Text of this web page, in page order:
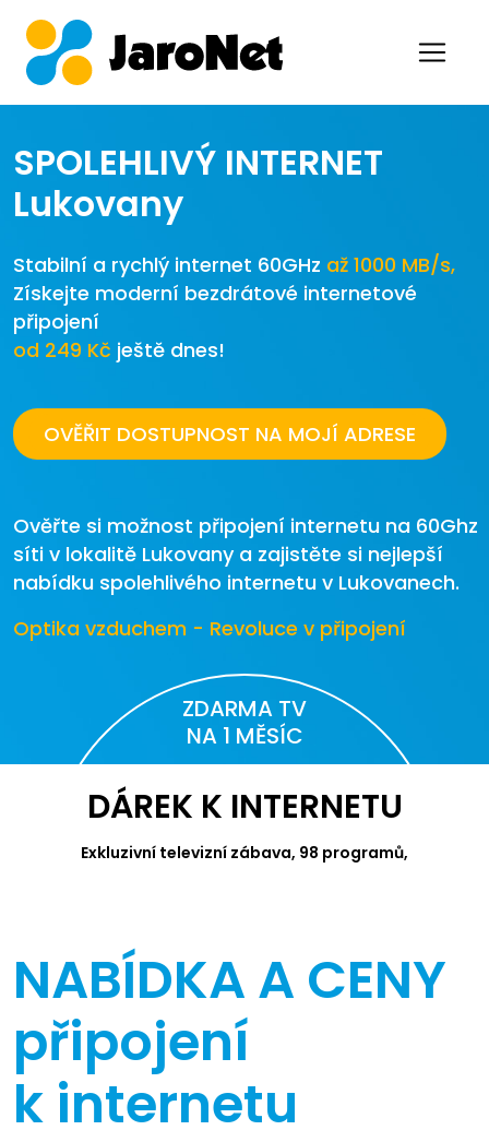
SPOLEHLIVÝ INTERNET
Lukovany
Stabilní a rychlý internet 60GHz až 1000 MB/s,
Získejte moderní bezdrátové internetové
připojení
od 249 Kč ještě dnes!
OVĚŘIT DOSTUPNOST NA MOJÍ ADRESE
Ověřte si možnost připojení internetu na 60Ghz
síti v lokalitě Lukovany a zajistěte si nejlepší
nabídku spolehlivého internetu v Lukovanech.
Optika vzduchem - Revoluce v připojení
ZDARMA TV
NA 1 MĚSÍC
DÁREK K INTERNETU
Exkluzivní televizní zábava, 98 programů,
NABÍDKA A CENY
připojení
k internetu